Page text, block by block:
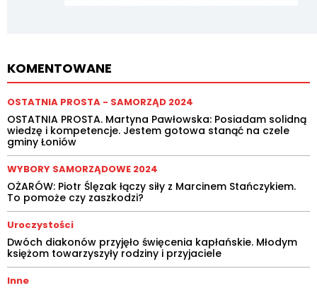
KOMENTOWANE
OSTATNIA PROSTA - SAMORZĄD 2024
OSTATNIA PROSTA. Martyna Pawłowska: Posiadam solidną
wiedzę i kompetencje. Jestem gotowa stanąć na czele
gminy Łoniów
WYBORY SAMORZĄDOWE 2024
OŻARÓW: Piotr Ślęzak łączy siły z Marcinem Stańczykiem.
To pomoże czy zaszkodzi?
Uroczystości
Dwóch diakonów przyjęło święcenia kapłańskie. Młodym
księżom towarzyszyły rodziny i przyjaciele
Inne